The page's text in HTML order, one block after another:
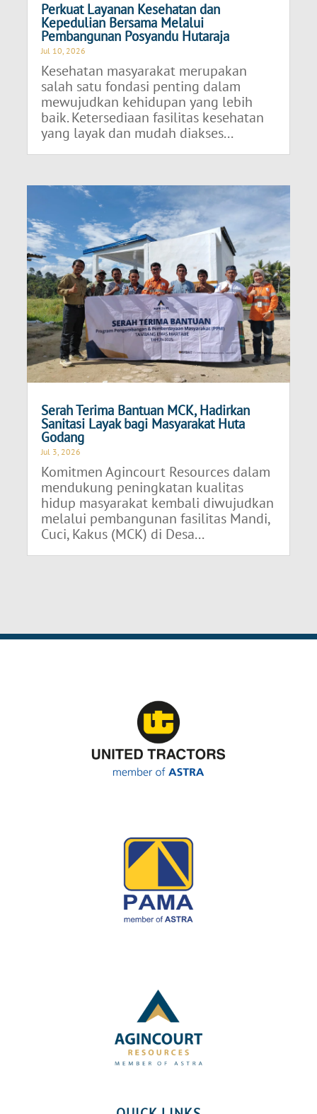
Perkuat Layanan Kesehatan dan
Kepedulian Bersama Melalui
Pembangunan Posyandu Hutaraja
Jul 10, 2026
Kesehatan masyarakat merupakan
salah satu fondasi penting dalam
mewujudkan kehidupan yang lebih
baik. Ketersediaan fasilitas kesehatan
yang layak dan mudah diakses...
Serah Terima Bantuan MCK, Hadirkan
Sanitasi Layak bagi Masyarakat Huta
Godang
Jul 3, 2026
Komitmen Agincourt Resources dalam
mendukung peningkatan kualitas
hidup masyarakat kembali diwujudkan
melalui pembangunan fasilitas Mandi,
Cuci, Kakus (MCK) di Desa...